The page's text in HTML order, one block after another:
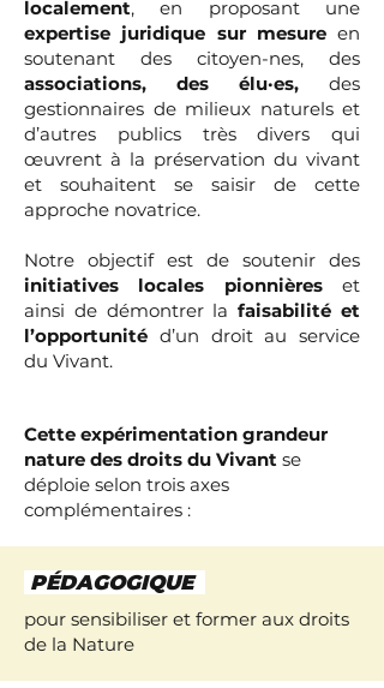
localement, en proposant une
expertise juridique sur mesureen
soutenant des citoyen-nes, des
associations, des élu·es, des
gestionnaires de milieux naturels et
d’autres publics très divers qui
œuvrent à la préservation du vivant
et souhaitent se saisir de cette
approche novatrice.
Notre objectif est de soutenir des
initiatives locales pionnièreset
ainsi de démontrer lafaisabilité et
l’opportunité d’un droit au service
du Vivant.
Cette expérimentation grandeur
nature des droits du Vivant se
déploie selon trois axes
complémentaires :
PÉDAGOGIQUE
pour sensibiliser et former aux droits
de la Nature